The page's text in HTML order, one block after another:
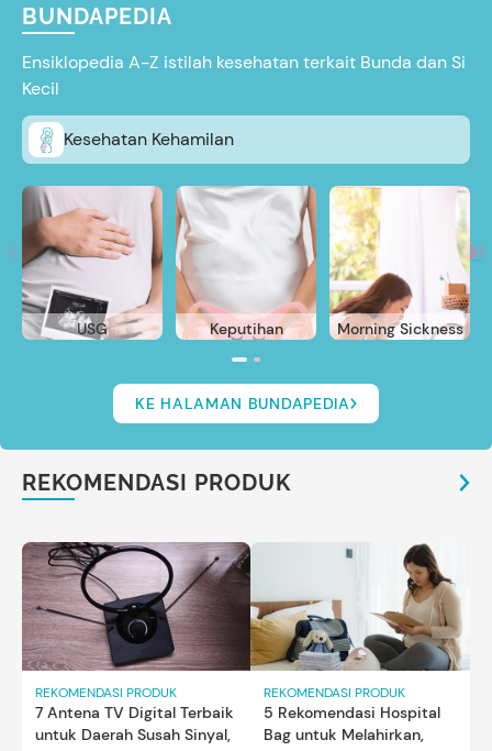
BUNDAPEDIA
Ensiklopedia A-Z istilah kesehatan terkait Bunda dan Si
Kecil
Kesehatan Kehamilan
USG Keputihan Morning Sickness
KE HALAMAN BUNDAPEDIA
REKOMENDASI PRODUK
REKOMENDASI PRODUK
7 Antena TV Digital Terbaik
untuk Daerah Susah Sinyal,
REKOMENDASI PRODUK
5 Rekomendasi Hospital
Bag untuk Melahirkan,